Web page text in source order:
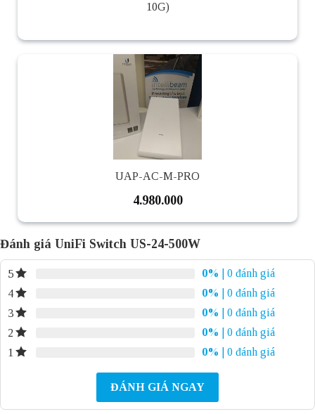
10G)
UAP-AC-M-PRO
4.980.000
Đánh giá UniFi Switch US-24-500W
5 0%
| 0 đánh giá
4
0%
| 0 đánh giá
3
0%
| 0 đánh giá
2
0%
| 0 đánh giá
1
0% | 0 đánh giá
ĐÁNH GIÁ NGAY